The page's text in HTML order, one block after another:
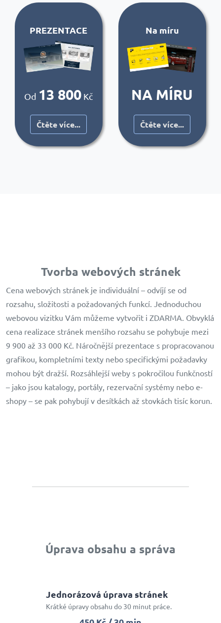
PREZENTACE
Od 13 800 Kč
Čtěte více...
Na míru
NA MÍRU
Čtěte více...
Tvorba webových stránek
Cena webových stránek je individuální – odvíjí se od
rozsahu, složitosti a požadovaných funkcí. Jednoduchou
webovou vizitku Vám můžeme vytvořit i ZDARMA. Obvyklá
cena realizace stránek menšího rozsahu se pohybuje mezi
9 900 až 33 000 Kč. Náročnější prezentace s propracovanou
grafikou, kompletními texty nebo specifickými požadavky
mohou být dražší. Rozsáhlejší weby s pokročilou funkčností
– jako jsou katalogy, portály, rezervační systémy nebo e-
shopy – se pak pohybují v desítkách až stovkách tisíc korun.
Úprava obsahu a správa
Jednorázová úprava stránek
Krátké úpravy obsahu do 30 minut práce.